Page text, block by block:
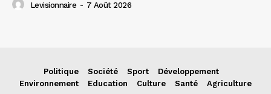
Levisionnaire - 7 Août 2026
Politique Société Sport
Développement
Environnement
Education Culture Santé Agriculture